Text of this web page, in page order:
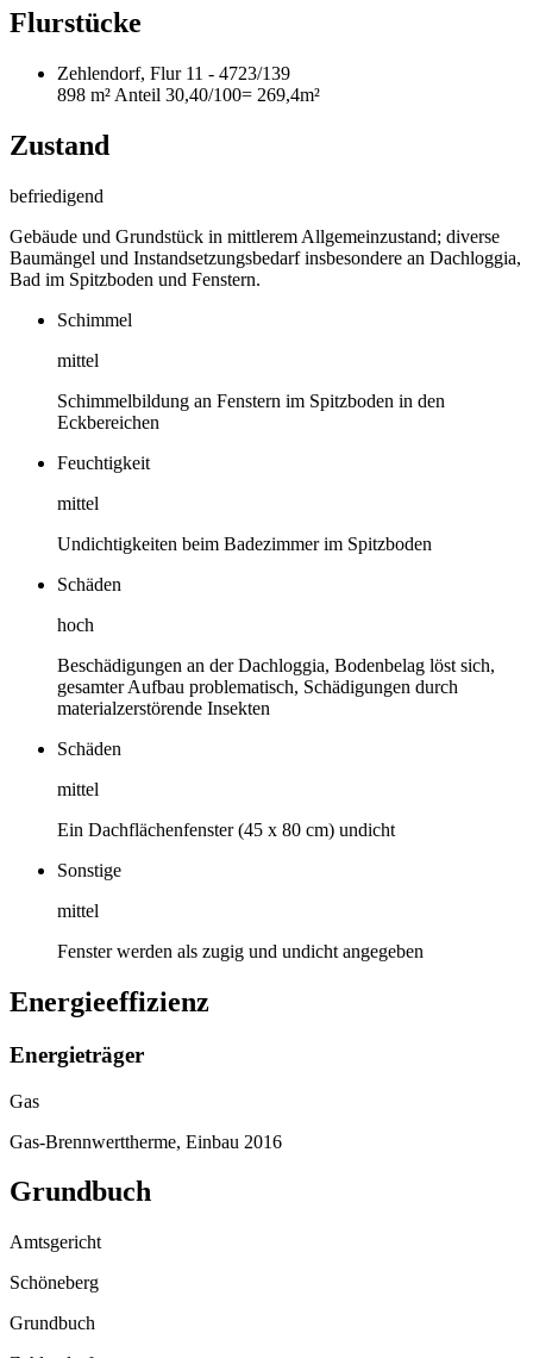
Flurstücke
Zehlendorf, Flur 11 - 4723/139
898 m² Anteil 30,40/100= 269,4m²
Zustand
befriedigend
Gebäude und Grundstück in mittlerem Allgemeinzustand; diverse
Baumängel und Instandsetzungsbedarf insbesondere an Dachloggia,
Bad im Spitzboden und Fenstern.
Schimmel
mittel
Schimmelbildung an Fenstern im Spitzboden in den
Eckbereichen
Feuchtigkeit
mittel
Undichtigkeiten beim Badezimmer im Spitzboden
Schäden
hoch
Beschädigungen an der Dachloggia, Bodenbelag löst sich,
gesamter Aufbau problematisch, Schädigungen durch
materialzerstörende Insekten
Schäden
mittel
Ein Dachflächenfenster (45 x 80 cm) undicht
Sonstige
mittel
Fenster werden als zugig und undicht angegeben
Energieeffizienz
Energieträger
Gas
Gas-Brennwerttherme, Einbau 2016
Grundbuch
Amtsgericht
Schöneberg
Grundbuch